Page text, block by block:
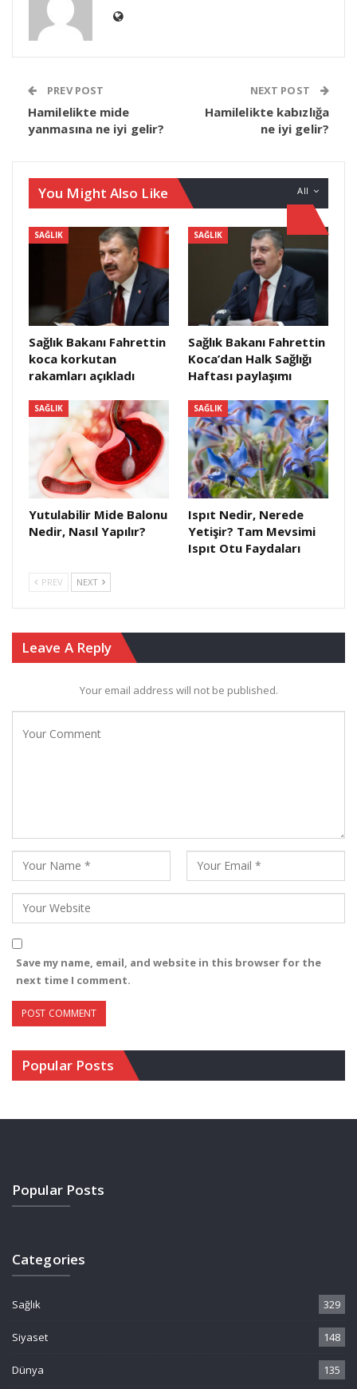
PREV POST
Hamilelikte mide
yanmasına ne iyi gelir?
NEXT POST
Hamilelikte kabızlığa
ne iyi gelir?
All
You Might Also Like
SAĞLIK
Sağlık Bakanı Fahrettin
koca korkutan
rakamları açıkladı
SAĞLIK
Sağlık Bakanı Fahrettin
Koca’dan Halk Sağlığı
Haftası paylaşımı
SAĞLIK
Yutulabilir Mide Balonu
Nedir, Nasıl Yapılır?
SAĞLIK
Ispıt Nedir, Nerede
Yetişir? Tam Mevsimi
Ispıt Otu Faydaları
PREV NEXT
Leave A Reply
Your email address will not be published.
Save my name, email, and website in this browser for the
next time I comment.
Popular Posts
Popular Posts
Categories
Sağlık 329
Siyaset 148
Dünya 135